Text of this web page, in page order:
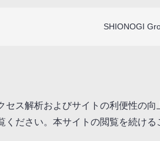
SHIONOGI
セス解析およびサイトの利便性の
ください。本サイトの閲覧を続け